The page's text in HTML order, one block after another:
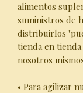
alimentos
suministros de
distribuirlos
tienda en tienda
nosotros
• Para agilizar